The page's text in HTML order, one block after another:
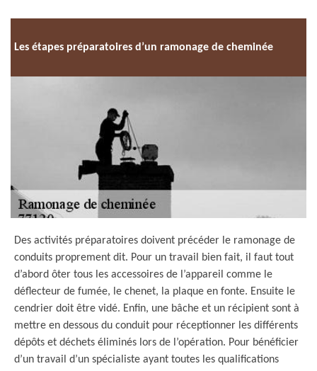
Les étapes préparatoires d’un ramonage de cheminée
Des activités préparatoires doivent précéder le ramonage de
conduits proprement dit. Pour un travail bien fait, il faut tout
d’abord ôter tous les accessoires de l’appareil comme le
déflecteur de fumée, le chenet, la plaque en fonte. Ensuite le
cendrier doit être vidé. Enfin, une bâche et un récipient sont à
mettre en dessous du conduit pour réceptionner les différents
dépôts et déchets éliminés lors de l’opération. Pour bénéficier
d’un travail d’un spécialiste ayant toutes les qualifications